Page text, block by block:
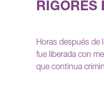
RIGORES
Horas después de
fue liberada con
que continua